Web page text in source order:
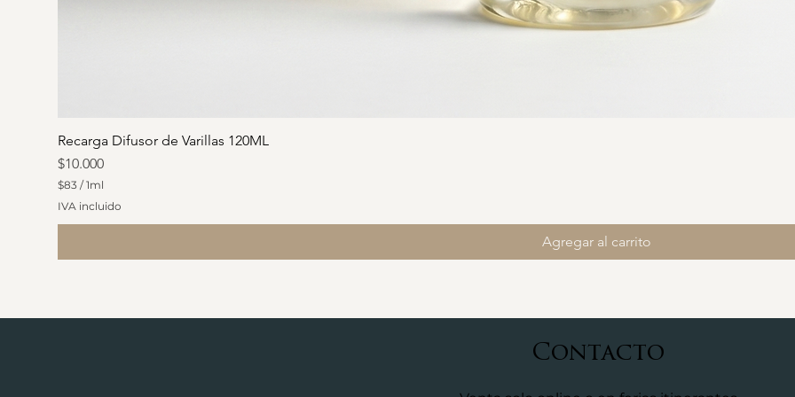
Recarga Difusor de Varillas 120ML
Precio
$10.000
$83 /1ml
$
8
3
IVA incluido
Agregar al carrito
Contacto